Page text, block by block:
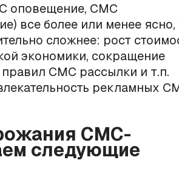
оповещение, СМС
все более или менее ясно,
сложнее: рост
экономики, сокращение
СМС рассылки и т.п.
рекламных
СМС-
следующие